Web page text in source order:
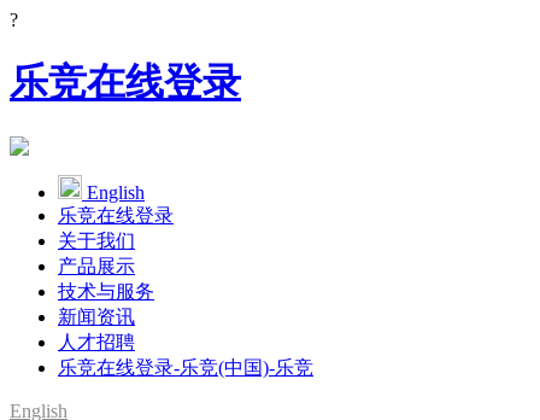
?
乐竞在线登录
English
乐竞在线登录
关于我们
产品展示
技术与服务
新闻资讯
人才招聘
乐竞在线登录-乐竞(中国)-乐竞
English